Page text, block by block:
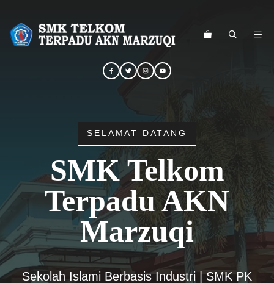
SELAMAT DATANG
SMK Telkom
Terpadu AKN
Marzuqi
Sekolah Islami Berbasis Industri | SMK PK